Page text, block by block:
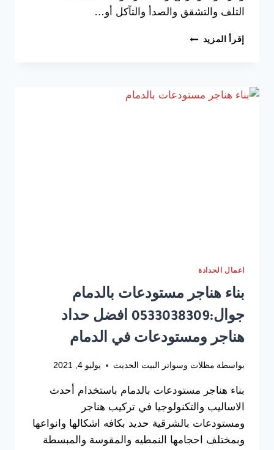
التلف والتشقق والصدأ والتآكل أو…
إقرأ المزيد
افضل
0533038309
اعمال الحدادة
بناء هناجر مستودعات بالدمام
جوال:0533038309 افضل حداد
هناجر ومستودعات في الدمام
بواسطة مظلات وسواتر البيت الحديث يوليو 4, 2021
بناء هناجر مستودعات بالدمام باستخدام أحدث
الاساليب والتكنولوجيا في تركيب هناجر
ومستودعات بالشرقية حديد بكافه اشكالها وانواعها
وبمختلف احجامها النمطيه والمقوسة والمبسطة